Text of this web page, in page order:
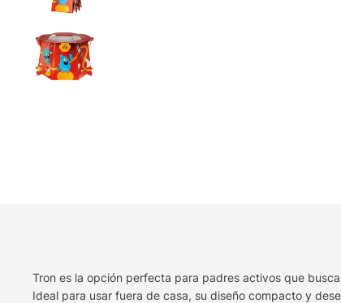
Tron es la opción perfecta para padres activos que
Ideal para usar fuera de casa, su diseño compacto y